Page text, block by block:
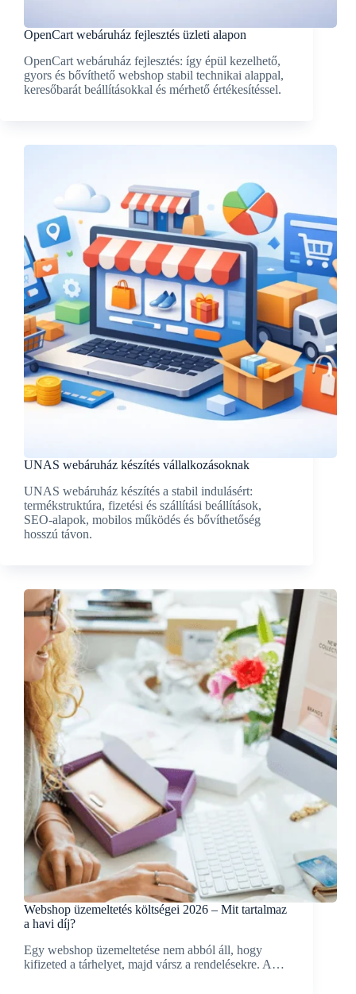
OpenCart webáruház fejlesztés üzleti alapon
OpenCart webáruház fejlesztés: így épül kezelhető,
gyors és bővíthető webshop stabil technikai alappal,
keresőbarát beállításokkal és mérhető értékesítéssel.
UNAS webáruház készítés vállalkozásoknak
UNAS webáruház készítés a stabil indulásért:
termékstruktúra, fizetési és szállítási beállítások,
SEO-alapok, mobilos működés és bővíthetőség
hosszú távon.
Webshop üzemeltetés költségei 2026 – Mit tartalmaz
a havi díj?
Egy webshop üzemeltetése nem abból áll, hogy
kifizeted a tárhelyet, majd vársz a rendelésekre. A…